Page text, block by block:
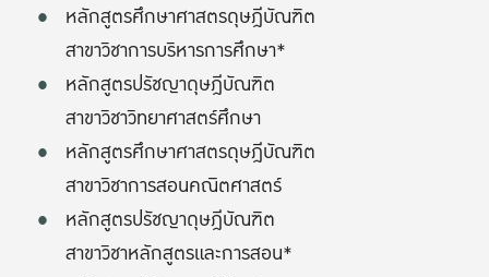
หลักสูตรศึกษาศาสตรดุษฎีบัณฑิต
สาขาวิชาการบริหารการศึกษา*
หลักสูตรปรัชญาดุษฎีบัณฑิต
สาขาวิชาวิทยาศาสตร์ศึกษา
หลักสูตรศึกษาศาสตรดุษฎีบัณฑิต
สาขาวิชาการสอนคณิตศาสตร์
หลักสูตรปรัชญาดุษฎีบัณฑิต
สาขาวิชาหลักสูตรและการสอน*